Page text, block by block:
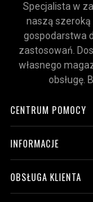
Specjalista w
naszą
gospodarstwa
zastosowań.
własnego
obsługę.
CENTRUM POMOCY
INFORMACJE
OBSŁUGA KLIENTA